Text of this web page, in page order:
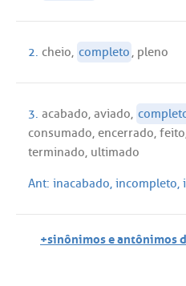
2. cheio, completo, pleno
3. acabado, aviado,
consumado, encerrado, feito
terminado, ultimado
Ant: inacabado, incompleto,
+sinônimos e antônimos